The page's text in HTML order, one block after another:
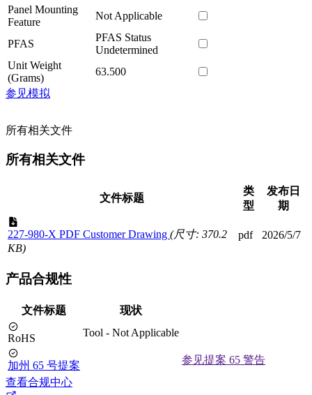
Panel Mounting
Feature
Not Applicable
PFAS
PFAS Status
Undetermined
Unit Weight
(Grams)
63.500
参见模拟
所有相关文件
所有相关文件
文件标题
类
型
发布日
期
227-980-X PDF Customer Drawing (尺寸: 370.2
KB)
pdf 2026/5/7
产品合规性
文件标题 现状
RoHS Tool - Not Applicable
加州 65 号提案
参见提案 65 警告
查看合规中心